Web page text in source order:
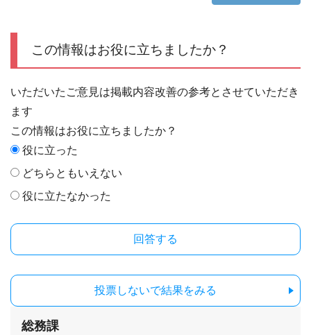
この情報はお役に立ちましたか？
いただいたご意見は掲載内容改善の参考とさせていただき
ます
この情報はお役に立ちましたか？
役に立った
どちらともいえない
役に立たなかった
投票しないで結果をみる
総務課